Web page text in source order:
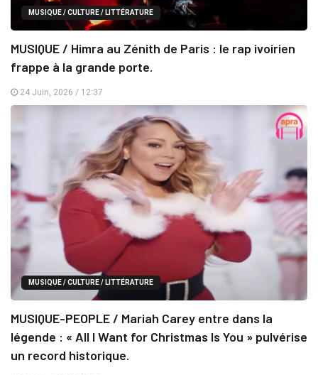
MUSIQUE / CULTURE / LITTÉRATURE
MUSIQUE / Himra au Zénith de Paris : le rap ivoirien
frappe à la grande porte.
24 Juin, 2026 / 12:37
MUSIQUE / CULTURE / LITTÉRATURE
MUSIQUE-PEOPLE / Mariah Carey entre dans la
légende : « All I Want for Christmas Is You » pulvérise
un record historique.